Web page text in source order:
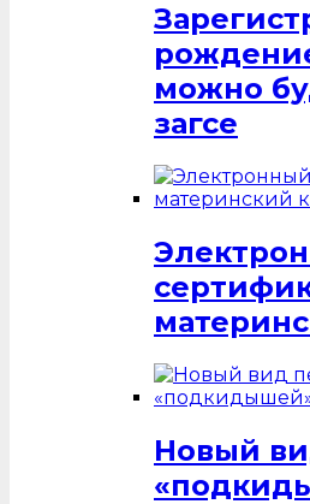
можно
загсе
Новый